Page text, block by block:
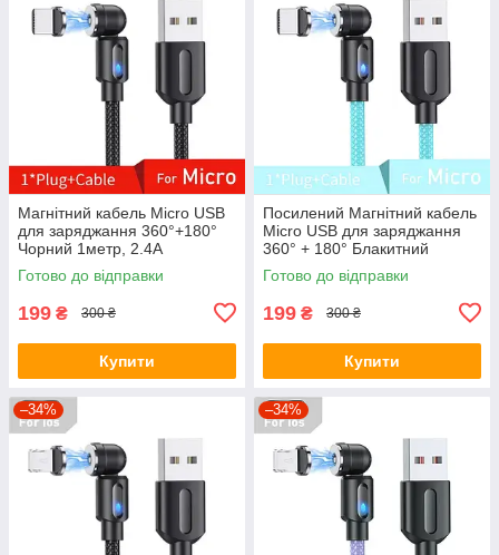
Магнітний кабель Micro USB
для заряджання 360°+180°
Чорний 1метр, 2.4A
Готово до відправки
199 ₴ 300 ₴
Купити
Посилений Магнітний кабель
Micro USB для заряджання
360° + 180° Блакитний
1метр, 2.4A
Готово до відправки
199 ₴ 300 ₴
Купити
–34% –34%